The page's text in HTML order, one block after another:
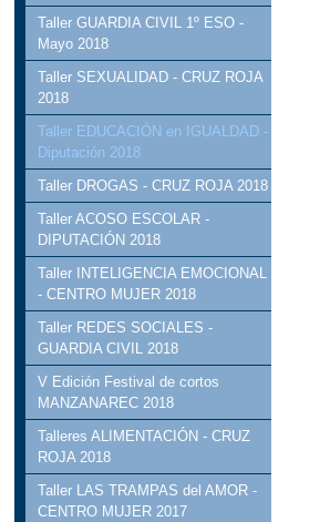
Taller GUARDIA CIVIL 1º ESO -
Mayo 2018
Taller SEXUALIDAD - CRUZ ROJA
2018
Taller EDUCACIÓN en IGUALDAD -
Diputación 2018
Taller DROGAS - CRUZ ROJA 2018
Taller ACOSO ESCOLAR -
DIPUTACIÓN 2018
Taller INTELIGENCIA EMOCIONAL
- CENTRO MUJER 2018
Taller REDES SOCIALES -
GUARDIA CIVIL 2018
V Edición Festival de cortos
MANZANAREC 2018
Talleres ALIMENTACIÓN - CRUZ
ROJA 2018
Taller LAS TRAMPAS del AMOR -
CENTRO MUJER 2017